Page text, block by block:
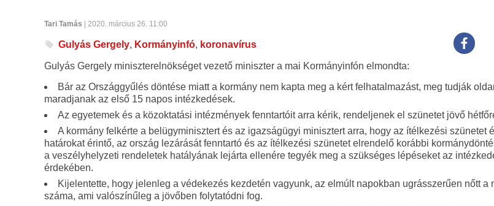
Tari Tamás | 2020. március 26. 11:00
Gulyás Gergely, Kormányinfó, koronavírus
Gulyás Gergely miniszterelnökséget vezető miniszter a mai Kormányinfón elmondta:
Bár az Országgyűlés döntése miatt a kormány nem kapta meg a kért felhatalmazást, meg tudják
maradjanak az első 15 napos intézkedések.
Az egyetemek és a közoktatási intézmények fenntartóit arra kérik, rendeljenek el szünetet jövő
A kormány felkérte a belügyminisztert és az igazságügyi minisztert arra, hogy az ítélkezési szünetet
határokat érintő, az ország lezárását fenntartó és az ítélkezési szünetet elrendelő korábbi
a veszélyhelyzeti rendeletek hatályának lejárta ellenére tegyék meg a szükséges lépéseket az
érdekében.
Kijelentette, hogy jelenleg a védekezés kezdetén vagyunk, az elmúlt napokban ugrásszerűen nőtt a
száma, ami valószínűleg a jövőben folytatódni fog.